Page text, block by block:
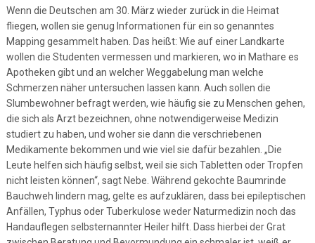
Wenn die Deutschen am 30. März wieder zurück in die Heimat
fliegen, wollen sie genug Informationen für ein so genanntes
Mapping gesammelt haben. Das heißt: Wie auf einer Landkarte
wollen die Studenten vermessen und markieren, wo in Mathare es
Apotheken gibt und an welcher Weggabelung man welche
Schmerzen näher untersuchen lassen kann. Auch sollen die
Slumbewohner befragt werden, wie häufig sie zu Menschen gehen,
die sich als Arzt bezeichnen, ohne notwendigerweise Medizin
studiert zu haben, und woher sie dann die verschriebenen
Medikamente bekommen und wie viel sie dafür bezahlen. „Die
Leute helfen sich häufig selbst, weil sie sich Tabletten oder Tropfen
nicht leisten können“, sagt Nebe. Während gekochte Baumrinde
Bauchweh lindern mag, gelte es aufzuklären, dass bei epileptischen
Anfällen, Typhus oder Tuberkulose weder Naturmedizin noch das
Handauflegen selbsternannter Heiler hilft. Dass hierbei der Grat